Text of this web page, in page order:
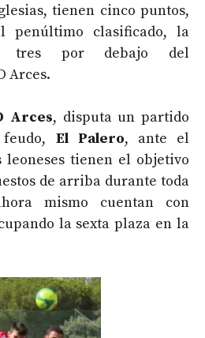
tienen cinco puntos,
penúltimo clasificado, la
tres por debajo del
Arces.
Arces, disputa un partido
El Palero, ante el
leoneses tienen el objetivo
de arriba durante toda
mismo cuentan con
la sexta plaza en la